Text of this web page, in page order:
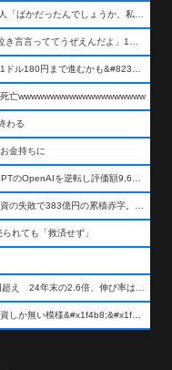
亡wwwwwwwwwwwwwwwwwwww
わる
金持ちに
れても「救済せず」